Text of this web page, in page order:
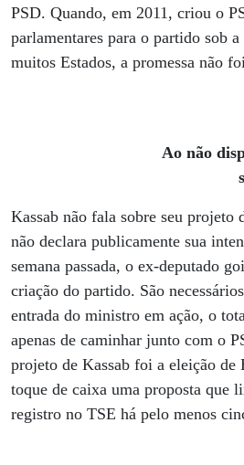
PSD. Quando, em 2011, criou o
parlamentares para o partido sob
muitos Estados, a promessa não
Ao não
Kassab não fala sobre seu
não declara publicamente sua
semana passada, o ex-deputado
criação do partido. São
entrada do ministro em ação, o
apenas de caminhar junto com o
projeto de Kassab foi a eleição de
toque de caixa uma proposta que
registro no TSE há pelo menos